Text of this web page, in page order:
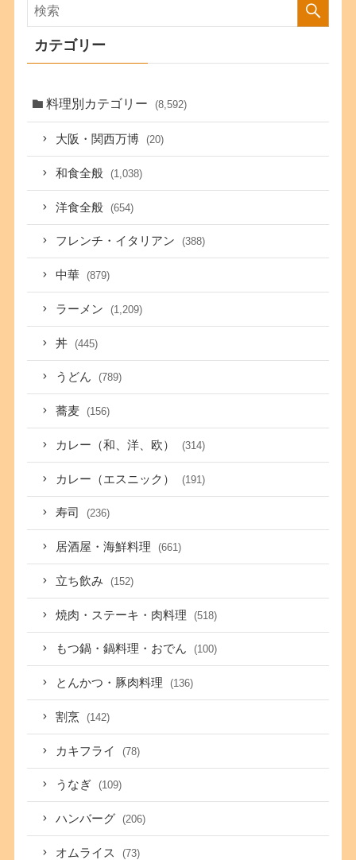
カテゴリー
料理別カテゴリー (8,592)
大阪・関西万博 (20)
和食全般 (1,038)
洋食全般 (654)
フレンチ・イタリアン (388)
中華 (879)
ラーメン (1,209)
丼 (445)
うどん (789)
蕎麦 (156)
カレー（和、洋、欧） (314)
カレー（エスニック） (191)
寿司 (236)
居酒屋・海鮮料理 (661)
立ち飲み (152)
焼肉・ステーキ・肉料理 (518)
もつ鍋・鍋料理・おでん (100)
とんかつ・豚肉料理 (136)
割烹 (142)
カキフライ (78)
うなぎ (109)
ハンバーグ (206)
オムライス (73)